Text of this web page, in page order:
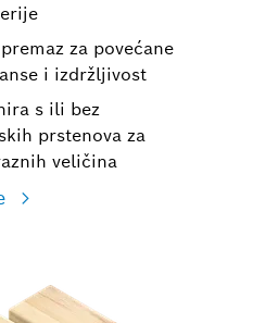
za povećane
i izdržljivost
s ili bez
prstenova za
veličina